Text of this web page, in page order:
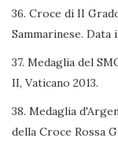
36. Croce di II
Sammarinese. Data
37. Medaglia del
II, Vaticano 2013.
38. Medaglia
della Croce Rossa